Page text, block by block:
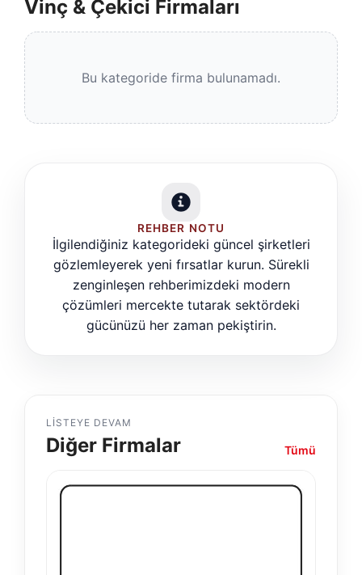
Vinç & Çekici Firmaları
Bu kategoride firma bulunamadı.
REHBER NOTU
İlgilendiğiniz kategorideki güncel şirketleri
gözlemleyerek yeni fırsatlar kurun. Sürekli
zenginleşen rehberimizdeki modern
çözümleri mercekte tutarak sektördeki
gücünüzü her zaman pekiştirin.
LISTEYE DEVAM
Diğer Firmalar Tümü